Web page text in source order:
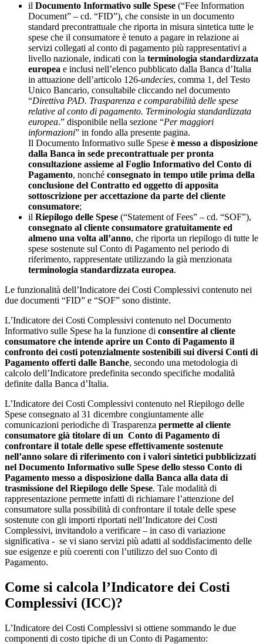
il Documento Informativo sulle Spese (“Fee Information
Document” – cd. “FID”), che consiste in un documento
standard precontrattuale che riporta in misura sintetica tutte le
spese che il consumatore è tenuto a pagare in relazione ai
servizi collegati al conto di pagamento più rappresentativi a
livello nazionale, indicati con la terminologia standardizzata
europea e inclusi nell’elenco pubblicato dalla Banca d’Italia
in attuazione dell’articolo 126-undecies, comma 1, del Testo
Unico Bancario, consultabile cliccando nel documento
“Direttiva PAD. Trasparenza e comparabilità delle spese
relative al conto di pagamento. Terminologia standardizzata
europea.” disponibile nella sezione “Per maggiori
informazioni” in fondo alla presente pagina.
Il Documento Informativo sulle Spese è messo a disposizione
dalla Banca in sede precontrattuale per pronta
consultazione assieme al Foglio Informativo del Conto di
Pagamento, nonché consegnato in tempo utile prima della
conclusione del Contratto ed oggetto di apposita
sottoscrizione per accettazione da parte del cliente
consumatore;
il Riepilogo delle Spese (“Statement of Fees” – cd. “SOF”),
consegnato al cliente consumatore gratuitamente ed
almeno una volta all’anno, che riporta un riepilogo di tutte le
spese sostenute sul Conto di Pagamento nel periodo di
riferimento, rappresentate utilizzando la già menzionata
terminologia standardizzata europea.
Le funzionalità dell’Indicatore dei Costi Complessivi contenuto nei
due documenti “FID” e “SOF” sono distinte.
L’Indicatore dei Costi Complessivi contenuto nel Documento
Informativo sulle Spese ha la funzione di consentire al cliente
consumatore che intende aprire un Conto di Pagamento il
confronto dei costi potenzialmente sostenibili sui diversi Conti di
Pagamento offerti dalle Banche, secondo una metodologia di
calcolo dell’Indicatore predefinita secondo specifiche modalità
definite dalla Banca d’Italia.
L’Indicatore dei Costi Complessivi contenuto nel Riepilogo delle
Spese consegnato al 31 dicembre congiuntamente alle
comunicazioni periodiche di Trasparenza permette al cliente
consumatore già titolare di un Conto di Pagamento di
confrontare il totale delle spese effettivamente sostenute
nell’anno solare di riferimento con i valori sintetici pubblicizzati
nel Documento Informativo sulle Spese dello stesso Conto di
Pagamento messo a disposizione dalla Banca alla data di
trasmissione del Riepilogo delle Spese. Tale modalità di
rappresentazione permette infatti di richiamare l’attenzione del
consumatore sulla possibilità di confrontare il totale delle spese
sostenute con gli importi riportati nell’Indicatore dei Costi
Complessivi, invitandolo a verificare – in caso di variazione
significativa - se vi siano servizi più adatti al soddisfacimento delle
sue esigenze e più coerenti con l’utilizzo del suo Conto di
Pagamento.
Come si calcola l’Indicatore dei Costi
Complessivi (ICC)?
L’Indicatore dei Costi Complessivi si ottiene sommando le due
componenti di costo tipiche di un Conto di Pagamento: